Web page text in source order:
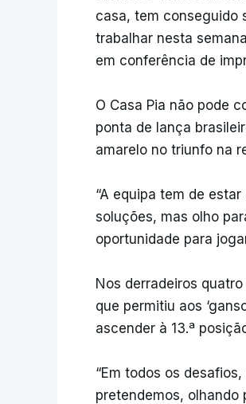
casa, tem conseguido
trabalhar nesta
em conferência de
O Casa Pia não pode
ponta de lança
amarelo no triunfo na
“A equipa tem de
soluções, mas olho
oportunidade para
Nos derradeiros
que permitiu aos
ascender à 13.ª
“Em todos os
pretendemos,